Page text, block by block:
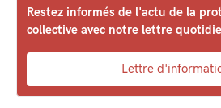
Restez informés de l'actu de la
collective avec notre lettre
Lettre